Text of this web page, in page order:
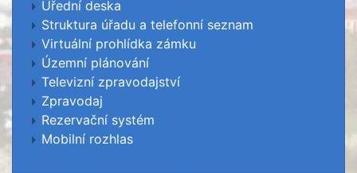
Úřední deska
Struktura úřadu a telefonní seznam
Virtuální prohlídka zámku
Územní plánování
Televizní zpravodajství
Zpravodaj
Rezervační systém
Mobilní rozhlas